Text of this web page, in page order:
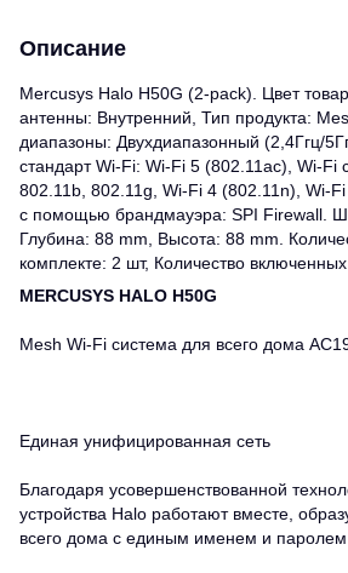
Описание
Mercusys Halo H50G (2-pack). Цвет
антенны: Внутренний, Тип продукта:
диапазоны: Двухдиапазонный (2,4Ггц/
стандарт Wi-Fi: Wi-Fi 5 (802.11ac), Wi-Fi
802.11b, 802.11g, Wi-Fi 4 (802.11n), Wi-
с помощью брандмауэра: SPI Firewall.
Глубина: 88 mm, Высота: 88 mm.
комплекте: 2 шт, Количество
MERCUSYS HALO H50G
Mesh Wi-Fi система для всего дома
Единая унифицированная сеть
Благодаря усовершенствованной
устройства Halo работают вместе,
всего дома с единым именем и паролем